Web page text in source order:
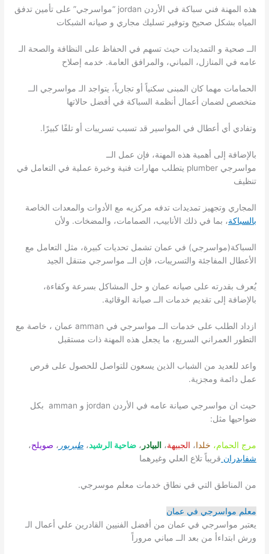
هذه المهنة فني سباكة في الأردن jordan “مواسرجي” على تأمين تدفق
المياه بشكل صحيح وتوفير تسليك مجاري و صيانه الشبكات
الــ صحية و التمديدات حيث تسهم في الحفاظ على النظافة والصحة الـ
عامه في المنازل، المباني، والمرافق العامة. خدمه إصلاح
الحمامات مهما كان المبنى سكنياً أو تجارياً، يتواجد الـ مواسرجي الــ
متخصص لضمان أعمال أنظمة السباكة في أفضل حالاتها
وتفادي أي أعطال في المواسير قد تسبب تسريبات أو تلفًا كبيرًا.
بالإضافة إلى أهمية هذه المهنة، فإن عمل الــ
مواسرجي plumber يتطلب مهارات فنية وخبرة عملية في التعامل في
تنظيف
المجاري وتجهيز تمديدات تدفه مركزيه مع الأدوات والمعدات الخاصة
بالسباكة، بما في ذلك الأنابيب، الصمامات، والمضخات. ولأن
السباكة(مواسرجي) في عمان تشمل تحديات كبيرة، مثل التعامل مع
الأعطال المفاجئة والتسريبات، فإن الــ مواسرجي متنقل الجيد
يُعرف بقدرته على صيانه عمان و حل المشاكل بسرعة وكفاءة،
بالإضافة إلى تقديم خدمات الــ صيانة الوقائية.
ازداد الطلب على خدمات الــ مواسرجي في amman عمان ، خاصة مع
التطور العمراني السريع، ما يجعل هذه المهنة ذات مستقبل
واعد للعديد من الشباب الذين يسعون للتواصل للحصول على فرص
عمل دائمة ومجزية.
حيث ان مواسرجي صيانة عامه في الأردن jordan و amman بكل
ضواحيها مثل:
مرج الحمام، خلدا، الجبيهة، البيادر ، ضاحية الرشيد،طبربور ، صويلح،
شفابدران قريباً تلاع العلي وغيرهما
من المناطق التي في نطاق خدمات معلم موسرجي.
معلم مواسرجي في عمان
يعتبر مواسرجي في عمان من أفضل الفنيين القادرين علي أعمال الـ
ورش ابتداءأ من بعد الــ مباني مروراً